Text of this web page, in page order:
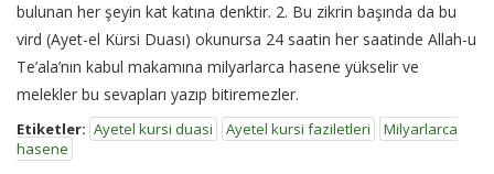
bulunan her şeyin kat katına denktir. 2. Bu zikrin başında da bu
vird (Ayet-el Kürsi Duası) okunursa 24 saatin her saatinde Allah-u
Te’ala’nın kabul makamına milyarlarca hasene yükselir ve
melekler bu sevapları yazıp bitiremezler.
Etiketler: Ayetel kursi duasi Ayetel kursi faziletleri
Milyarlarca
hasene